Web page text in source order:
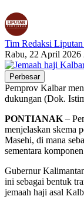
Tim Redaksi
Rabu, 22 April
Perbesar
Pemprov Kalbar
dukungan (Dok.
PONTIANAK –
menjelaskan skema
Masehi, di mana
sementara
Gubernur
ini sebagai bentuk
jemaah haji asal